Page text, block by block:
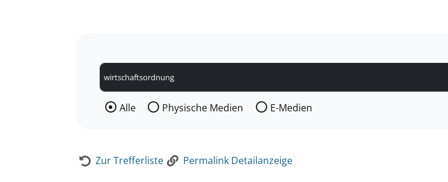
Wählen Sie die Medienart nach der Sie suchen wollen.
Alle Physische Medien E-Medien
Zur Trefferliste Permalink Detailanzeige